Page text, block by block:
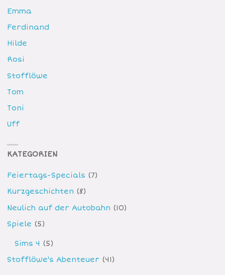
Emma
Ferdinand
Hilde
Rosi
Stofflöwe
Tom
Toni
Uff
KATEGORIEN
Feiertags-Specials (7)
Kurzgeschichten (8)
Neulich auf der Autobahn (10)
Spiele (5)
Sims 4 (5)
Stofflöwe's Abenteuer (41)